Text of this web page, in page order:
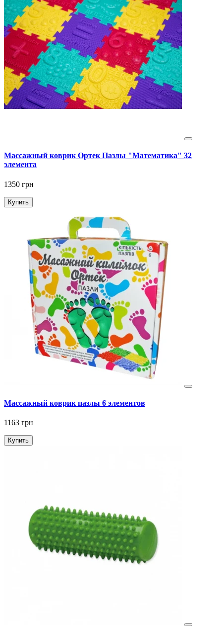
Массажный коврик Ортек Пазлы "Математика" 32
элемента
1350 грн
Купить
Массажный коврик пазлы 6 элементов
1163 грн
Купить